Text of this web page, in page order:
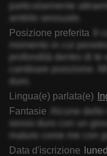
particolarmente
ambito sessuale.
Posizione preferita
Il
momento in cui
profondità dentro di te
cambiare posizione.
duro.
Lingua(e) parlata(e)
Fantasie
Alcune
sesso duro con un
mature come me con
Data d'iscrizione